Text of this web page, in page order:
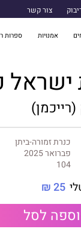
צור קשר
אמנויות ספרות
ישראל
כנרת זמורה-ביתן
פברואר 2025
104
25 ₪
לסל